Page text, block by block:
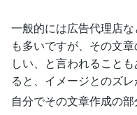
一般的には広告代理店
も多いですが、その文
しい、と言われること
ると、イメージとのズレ
自分でその文章作成の